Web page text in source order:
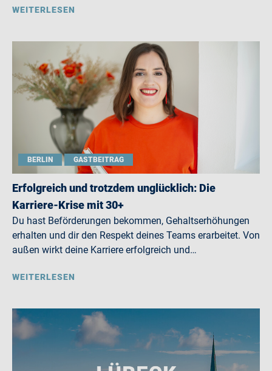
WEITERLESEN
BERLIN GASTBEITRAG
Erfolgreich und trotzdem unglücklich: Die
Karriere-Krise mit 30+
Du hast Beförderungen bekommen, Gehaltserhöhungen
erhalten und dir den Respekt deines Teams erarbeitet. Von
außen wirkt deine Karriere erfolgreich und…
WEITERLESEN